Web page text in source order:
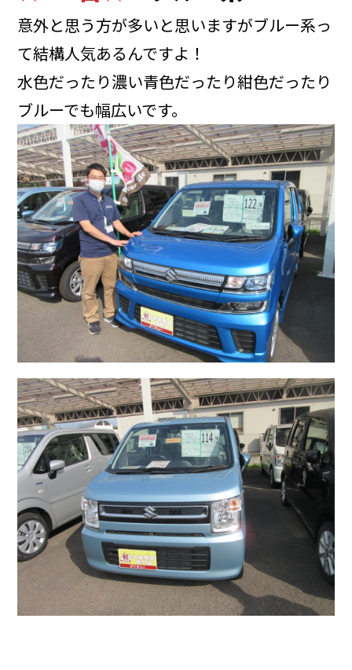
意外と思う方が多いと思いますがブルー系っ
て結構人気あるんですよ！
水色だったり濃い青色だったり紺色だったり
ブルーでも幅広いです。